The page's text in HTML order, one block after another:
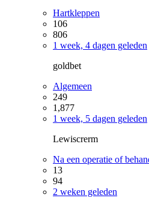
Hartkleppen
106
806
1 week, 4 dagen geleden
goldbet
Algemeen
249
1,877
1 week, 5 dagen geleden
Lewiscrerm
Na een operatie of
13
94
2 weken geleden